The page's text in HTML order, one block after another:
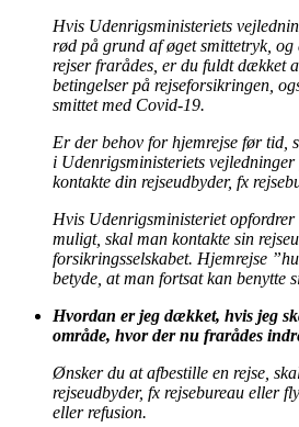
Hvis Udenrigsministeriets
rød på grund af øget smittetryk, og
rejser frarådes, er du fuldt dækket
betingelser på rejseforsikringen,
smittet med Covid-19.
Er der behov for hjemrejse før tid,
i Udenrigsministeriets
kontakte din rejseudbyder, fx
Hvis Udenrigsministeriet
muligt, skal man kontakte sin
forsikringsselskabet. Hjemrejse
betyde, at man fortsat kan benytte
Hvordan er jeg dækket, hvis jeg
område, hvor der nu frarådes
Ønsker du at afbestille en rejse,
rejseudbyder, fx rejsebureau eller
eller refusion.